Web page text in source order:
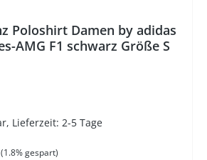
Poloshirt Damen by adidas
AMG F1 schwarz Größe S
Lieferzeit: 2-5 Tage
(1.8% gespart)